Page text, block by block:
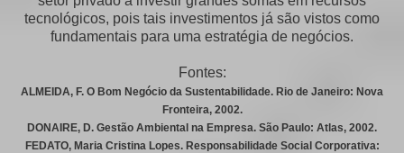
tecnológicos, pois tais investimentos já são vistos como
fundamentais para uma estratégia de negócios.
Fontes:
ALMEIDA, F. O Bom Negócio da Sustentabilidade. Rio de Janeiro: Nova
Fronteira, 2002.
DONAIRE, D. Gestão Ambiental na Empresa. São Paulo: Atlas, 2002.
FEDATO, Maria Cristina Lopes. Responsabilidade Social Corporativa: